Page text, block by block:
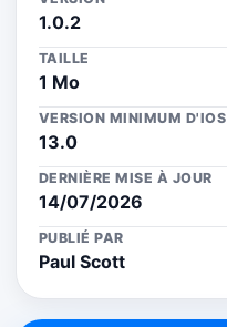
1.0.2
TAILLE
1 Mo
VERSION MINIMUM D'IOS
13.0
DERNIÈRE MISE À JOUR
14/07/2026
PUBLIÉ PAR
Paul Scott